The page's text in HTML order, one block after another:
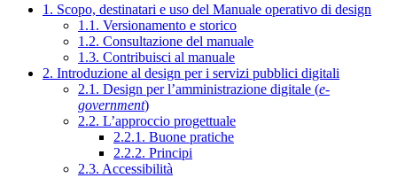
1. Scopo, destinatari e uso del Manuale operativo di design
1.1. Versionamento e storico
1.2. Consultazione del manuale
1.3. Contribuisci al manuale
2. Introduzione al design per i servizi pubblici digitali
2.1. Design per l’amministrazione digitale (e-
government)
2.2. L’approccio progettuale
2.2.1. Buone pratiche
2.2.2. Principi
2.3. Accessibilità